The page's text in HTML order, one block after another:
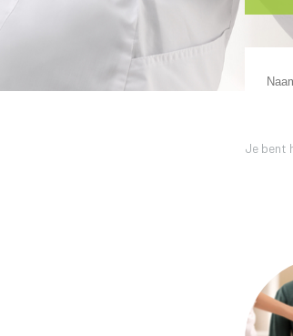
Je bent